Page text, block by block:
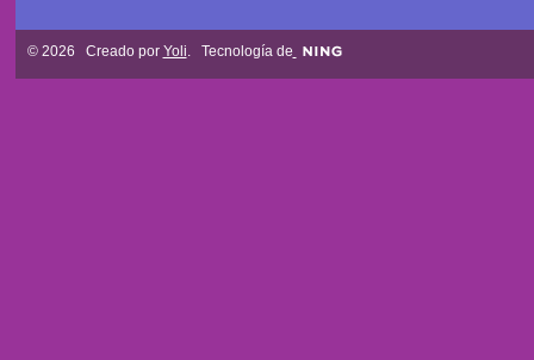
© 2026 Creado por Yoli . Tecnología de